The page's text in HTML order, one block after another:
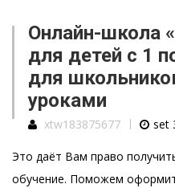
Онлайн-школа
для детей с 1
для
уроками
xtw183875677 set
Это даёт Вам право
обучение. Поможем